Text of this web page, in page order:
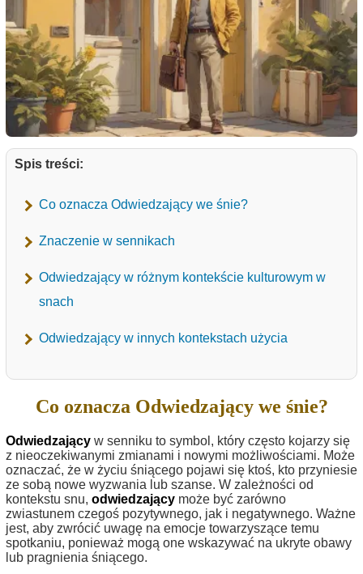
Spis treści:
Co oznacza Odwiedzający we śnie?
Znaczenie w sennikach
Odwiedzający w różnym kontekście kulturowym w
snach
Odwiedzający w innych kontekstach użycia
Co oznacza Odwiedzający we śnie?
Odwiedzający w senniku to symbol, który często kojarzy się
z nieoczekiwanymi zmianami i nowymi możliwościami. Może
oznaczać, że w życiu śniącego pojawi się ktoś, kto przyniesie
ze sobą nowe wyzwania lub szanse. W zależności od
kontekstu snu, odwiedzający może być zarówno
zwiastunem czegoś pozytywnego, jak i negatywnego. Ważne
jest, aby zwrócić uwagę na emocje towarzyszące temu
spotkaniu, ponieważ mogą one wskazywać na ukryte obawy
lub pragnienia śniącego.